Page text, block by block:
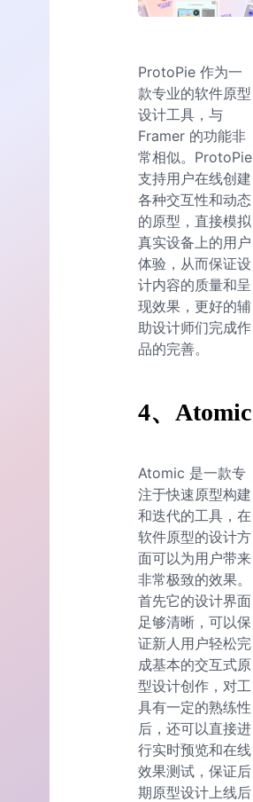
ProtoPie 作为一
款专业的软件原型
设计工具，与
Framer 的功能非
常相似。ProtoPie
支持用户在线创建
各种交互性和动态
的原型，直接模拟
真实设备上的用户
体验，从而保证设
计内容的质量和呈
现效果，更好的辅
助设计师们完成作
品的完善。
4、Atomic
Atomic 是一款专
注于快速原型构建
和迭代的工具，在
软件原型的设计方
面可以为用户带来
非常极致的效果。
首先它的设计界面
足够清晰，可以保
证新人用户轻松完
成基本的交互式原
型设计创作，对工
具有一定的熟练性
后，还可以直接进
行实时预览和在线
效果测试，保证后
期原型设计上线后